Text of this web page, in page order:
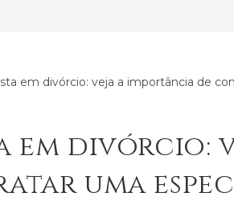
em divórcio:
uma